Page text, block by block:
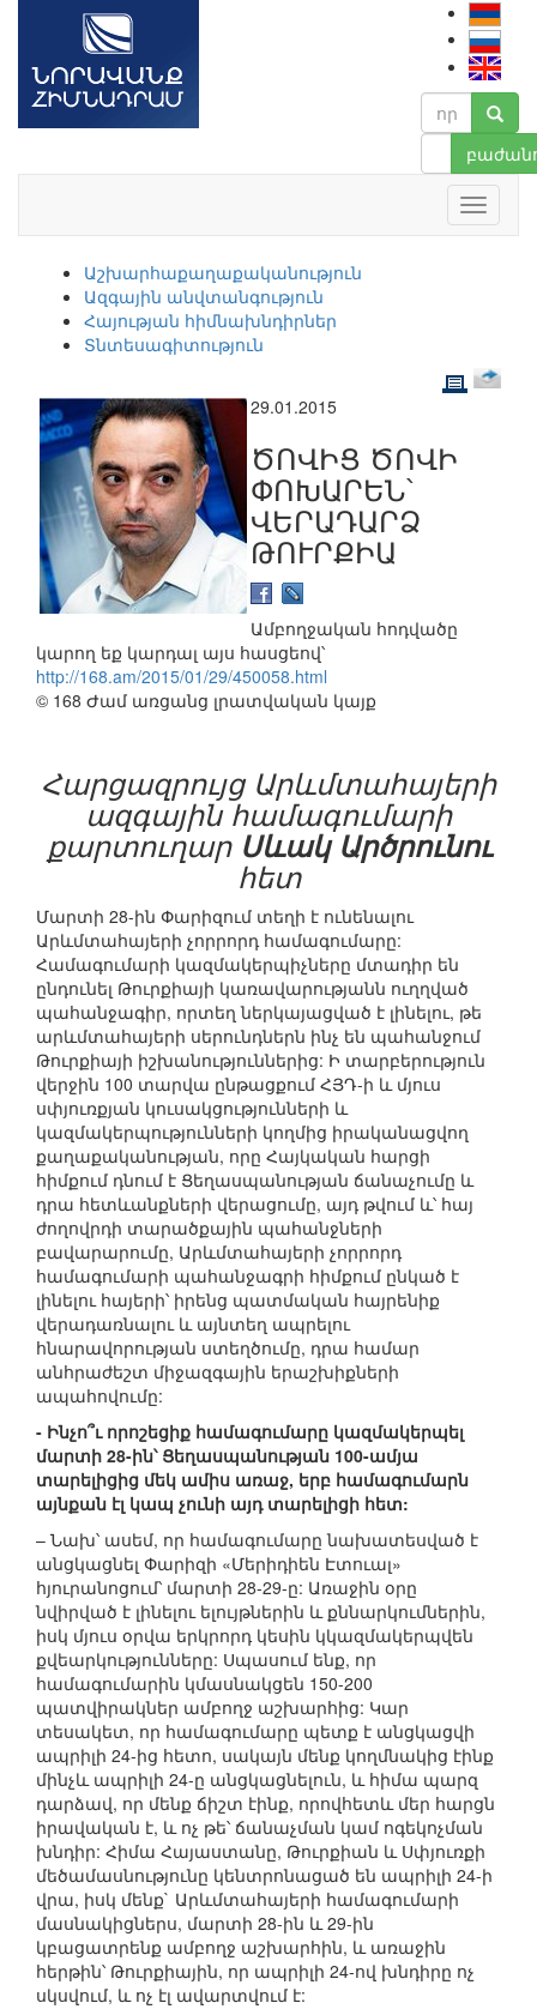
Աշխարհաքաղաքականություն
Ազգային անվտանգություն
Հայության հիմնախնդիրներ
Տնտեսագիտություն
29.01.2015
ԾՈՎԻՑ ԾՈՎԻ
ՓՈԽԱՐԵՆ՝
ՎԵՐԱԴԱՐՁ
ԹՈՒՐՔԻԱ
Ամբողջական հոդվածը
կարող եք կարդալ այս հասցեով՝
http://168.am/2015/01/29/450058.html
© 168 Ժամ առցանց լրատվական կայք
Հարցազրույց Արևմտահայերի
ազգային համագումարի
քարտուղար Սևակ Արծրունու
հետ
Մարտի 28-ին Փարիզում տեղի է ունենալու
Արևմտահայերի չորրորդ համագումարը:
Համագումարի կազմակերպիչները մտադիր են
ընդունել Թուրքիայի կառավարությանն ուղղված
պահանջագիր, որտեղ ներկայացված է լինելու, թե
արևմտահայերի սերունդներն ինչ են պահանջում
Թուրքիայի իշխանություններից: Ի տարբերություն
վերջին 100 տարվա ընթացքում ՀՅԴ-ի և մյուս
սփյուռքյան կուսակցությունների և
կազմակերպությունների կողմից իրականացվող
քաղաքականության, որը Հայկական հարցի
հիմքում դնում է Ցեղասպանության ճանաչումը և
դրա հետևանքների վերացումը, այդ թվում և՝ հայ
ժողովրդի տարածքային պահանջների
բավարարումը, Արևմտահայերի չորրորդ
համագումարի պահանջագրի հիմքում ընկած է
լինելու հայերի՝ իրենց պատմական հայրենիք
վերադառնալու և այնտեղ ապրելու
հնարավորության ստեղծումը, դրա համար
անհրաժեշտ միջազգային երաշխիքների
ապահովումը:
- Ինչո՞ւ որոշեցիք համագումարը կազմակերպել
մարտի 28-ին՝ Ցեղասպանության 100-ամյա
տարելիցից մեկ ամիս առաջ, երբ համագումարն
այնքան էլ կապ չունի այդ տարելիցի հետ:
– Նախ՝ ասեմ, որ համագումարը նախատեսված է
անցկացնել Փարիզի «Մերիդիեն Էտուալ»
հյուրանոցում՝ մարտի 28-29-ը: Առաջին օրը
նվիրված է լինելու ելույթներին և քննարկումներին,
իսկ մյուս օրվա երկրորդ կեսին կկազմակերպվեն
քվեարկությունները: Սպասում ենք, որ
համագումարին կմասնակցեն 150-200
պատվիրակներ ամբողջ աշխարհից: Կար
տեսակետ, որ համագումարը պետք է անցկացվի
ապրիլի 24-ից հետո, սակայն մենք կողմնակից էինք
մինչև ապրիլի 24-ը անցկացնելուն, և հիմա պարզ
դարձավ, որ մենք ճիշտ էինք, որովհետև մեր հարցն
իրավական է, և ոչ թե՝ ճանաչման կամ ոգեկոչման
խնդիր: Հիմա Հայաստանը, Թուրքիան և Սփյուռքի
մեծամասնությունը կենտրոնացած են ապրիլի 24-ի
վրա, իսկ մենք` Արևմտահայերի համագումարի
մասնակիցներս, մարտի 28-ին և 29-ին
կբացատրենք ամբողջ աշխարհին, և առաջին
հերթին՝ Թուրքիային, որ ապրիլի 24-ով խնդիրը ոչ
սկսվում, և ոչ էլ ավարտվում է: